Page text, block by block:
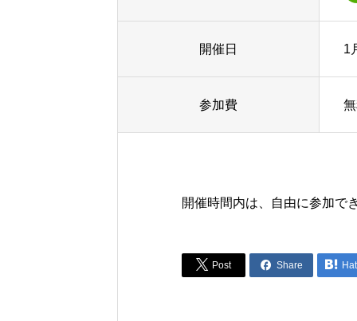
開催日 1
参加費
開催時間内は、自由に参加で
 Post  Share 